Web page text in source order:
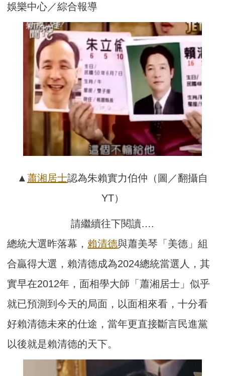
娛樂中心／綜合報導
▲ 蕭湘居士認為朱賴實力伯仲（圖／翻攝自
YT）
請繼續往下閱讀….
總統大選昨落幕， 賴清德與蕭美琴「美德」組
合贏得大選，賴清德成為2024總統當選人，其
實早在2012年，面相學大師「蕭湘居士」似乎
就已預測到今天的局面，以面相來看，十分看
好賴清德未來的仕途，當年更直接斷言民進黨
以後就是賴清德的天下。